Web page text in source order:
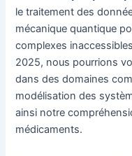
le traitement des
mécanique quantique
complexes
2025, nous pourrions
dans des domaines
modélisation des
ainsi notre
médicaments.